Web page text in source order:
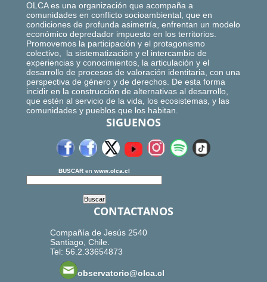
OLCA es una organización que acompaña a
comunidades en conflicto socioambiental, que en
condiciones de profunda asimetría, enfrentan un modelo
económico depredador impuesto en los territorios.
Promovemos la participación y el protagonismo
colectivo, la sistematización y el intercambio de
experiencias y conocimientos, la articulación y el
desarrollo de procesos de valoración identitaria, con una
perspectiva de género y de derechos. De esta forma
incidir en la construcción de alternativas al desarrollo,
que estén al servicio de la vida, los ecosistemas, y las
comunidades y pueblos que los habitan.
SIGUENOS
BUSCAR en www.olca.cl
CONTACTANOS
Compañía de Jesús 2540
Santiago, Chile.
Tel: 56.2.33654873
observatorio@olca.cl